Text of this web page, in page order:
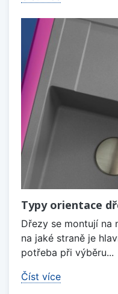
Typy orientace
Dřezy se montují na
na jaké straně je
potřeba při výběru...
Číst více